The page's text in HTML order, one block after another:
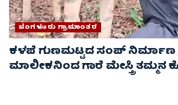
ಬೆಂಗಳೂರು ಗ್ರಾಮಾಂತರ
ಕಳಪೆ ಗುಣಮಟ್ಟದ ಸಂಪ್ ನಿರ್ಮಾಣ
ಮಾಲೀಕನಿಂದ ಗಾರೆ ಮೇಸ್ತ್ರಿ ತಮ್ಮನ